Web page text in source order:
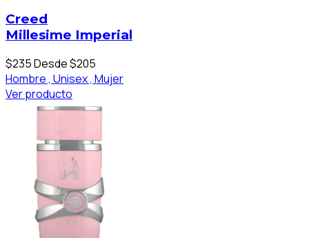
Creed
Millesime Imperial
$235Desde $205
Hombre , Unisex , Mujer
Ver producto